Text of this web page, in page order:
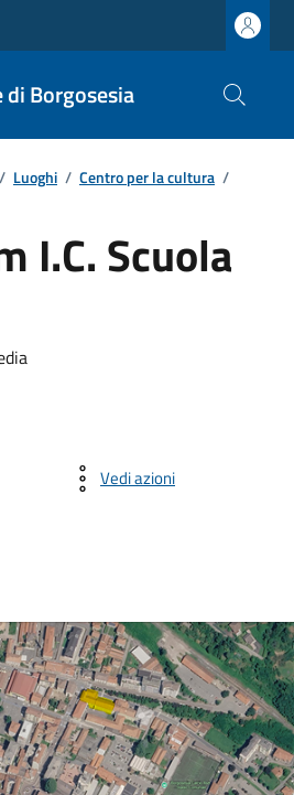
di Borgosesia
/ Luoghi / Centro per la cultura /
I.C. Scuola
Vedi azioni